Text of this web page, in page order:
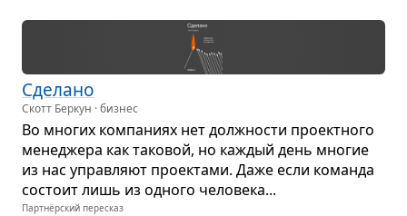
Сде­лано
Скотт Беркун · бизнес
Во мно­гих ком­па­ниях нет долж­но­сти про­ект­ного
мене­джера как тако­вой, но каж­дый день мно­гие
из нас управ­ляют про­ек­тами. Даже если команда
состоит лишь из одного чело­века...
Партнёрский пересказ